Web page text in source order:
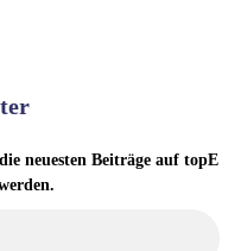
neuesten Beiträge auf topE